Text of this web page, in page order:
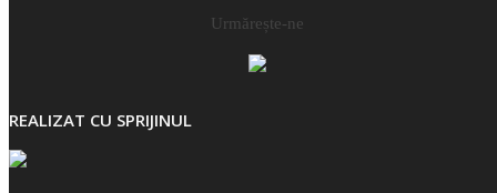
Urmărește-ne
REALIZAT CU SPRIJINUL